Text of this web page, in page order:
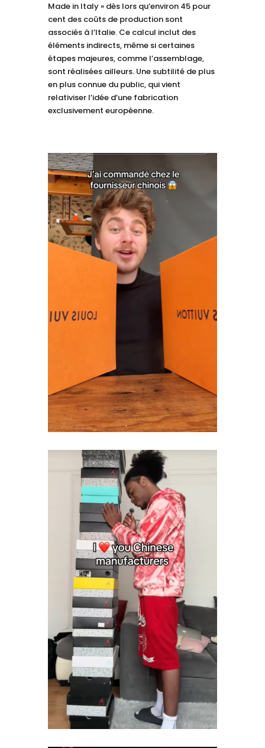
Made in Italy » dès lors qu’environ 45 pour
cent des coûts de production sont
associés à l’Italie. Ce calcul inclut des
éléments indirects, même si certaines
étapes majeures, comme l’assemblage,
sont réalisées ailleurs. Une subtilité de plus
en plus connue du public, qui vient
relativiser l’idée d’une fabrication
exclusivement européenne.